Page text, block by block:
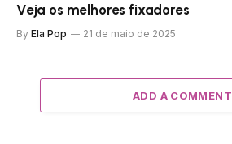
Veja os melhores fixadores
By Ela Pop 21 de maio de 2025
ADD A COMMENT